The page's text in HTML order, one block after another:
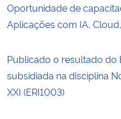
Oportunidade de
Aplicações com IA,
Publicado o resultado do
subsidiada na disciplina
XXI (ERI1003)